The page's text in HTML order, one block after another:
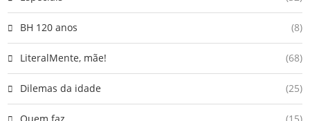
BH 120 anos (8)
LiteralMente, mãe! (68)
Dilemas da idade (25)